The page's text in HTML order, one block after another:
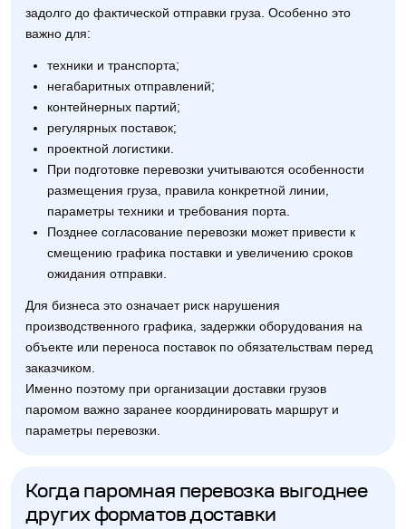
задолго до фактической отправки груза. Особенно это
важно для:
техники и транспорта;
негабаритных отправлений;
контейнерных партий;
регулярных поставок;
проектной логистики.
При подготовке перевозки учитываются особенности
размещения груза, правила конкретной линии,
параметры техники и требования порта.
Позднее согласование перевозки может привести к
смещению графика поставки и увеличению сроков
ожидания отправки.
Для бизнеса это означает риск нарушения
производственного графика, задержки оборудования на
объекте или переноса поставок по обязательствам перед
заказчиком.
Именно поэтому при организации доставки грузов
паромом важно заранее координировать маршрут и
параметры перевозки.
Когда паромная перевозка выгоднее
других форматов доставки